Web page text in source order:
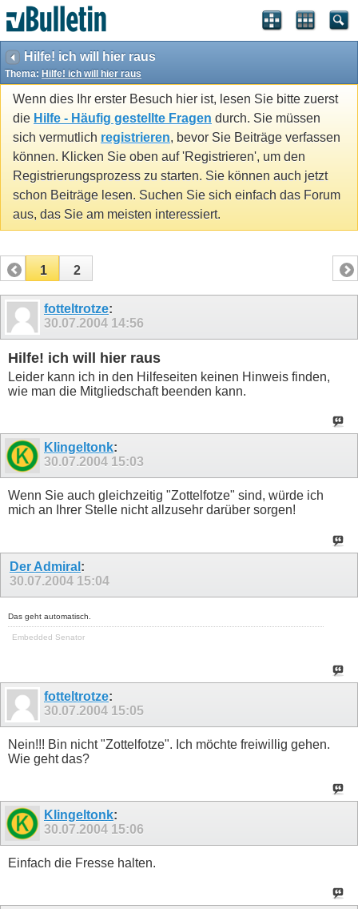
Hilfe! ich will hier raus
Thema: Hilfe! ich will hier raus
Wenn dies Ihr erster Besuch hier ist, lesen Sie bitte zuerst
die Hilfe - Häufig gestellte Fragen durch. Sie müssen
sich vermutlich registrieren, bevor Sie Beiträge verfassen
können. Klicken Sie oben auf 'Registrieren', um den
Registrierungsprozess zu starten. Sie können auch jetzt
schon Beiträge lesen. Suchen Sie sich einfach das Forum
aus, das Sie am meisten interessiert.
1 2
fotteltrotze:
30.07.2004 14:56
Hilfe! ich will hier raus
Leider kann ich in den Hilfeseiten keinen Hinweis finden,
wie man die Mitgliedschaft beenden kann.
Klingeltonk:
30.07.2004 15:03
Wenn Sie auch gleichzeitig "Zottelfotze" sind, würde ich
mich an Ihrer Stelle nicht allzusehr darüber sorgen!
Der Admiral :
30.07.2004 15:04
Das geht automatisch.
Embedded Senator
fotteltrotze:
30.07.2004 15:05
Nein!!! Bin nicht "Zottelfotze". Ich möchte freiwillig gehen.
Wie geht das?
Klingeltonk:
30.07.2004 15:06
Einfach die Fresse halten.